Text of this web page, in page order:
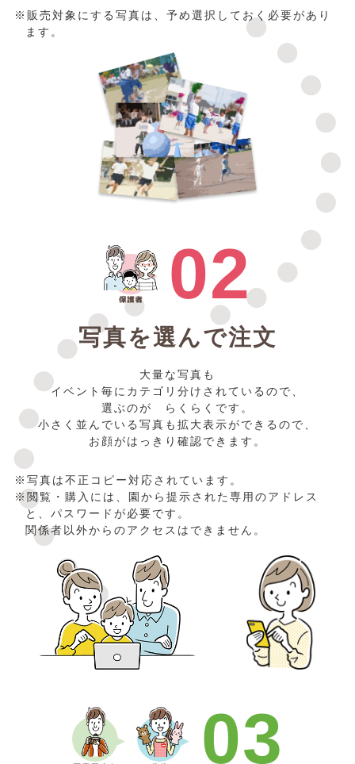
※販売対象にする写真は、予め選択しておく必要があり
ます。
02
写真を選んで注文
大量な写真も
イベント毎にカテゴリ分けされているので、
選ぶのが らくらくです。
小さく並んでいる写真も拡大表示ができるので、
お顔がはっきり確認できます。
※写真は不正コピー対応されています。
※閲覧・購入には、園から提示された専用のアドレス
と、パスワードが必要です。
関係者以外からのアクセスはできません。
03